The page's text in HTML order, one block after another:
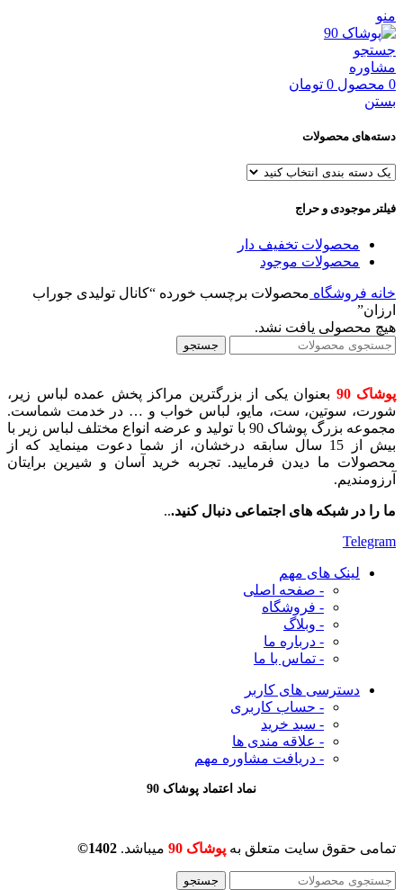
منو
جستجو
مشاوره
0 محصول 0 تومان
بستن
دسته‌های محصولات
فیلتر موجودی و حراج
محصولات تخفیف دار
محصولات موجود
خانه فروشگاه محصولات برچسب خورده “کانال تولیدی جوراب
ارزان”
هیچ محصولی یافت نشد.
جستجو
پوشاک 90
بعنوان یکی از بزرگترین مراکز پخش عمده لباس زیر،
شورت، سوتین، ست، مایو، لباس خواب و … در خدمت شماست.
مجموعه بزرگ پوشاک 90 با تولید و عرضه انواع مختلف لباس زیر با
بیش از 15 سال سابقه درخشان، از شما دعوت مینماید که از
محصولات ما دیدن فرمایید. تجربه خرید آسان و شیرین برایتان
آرزومندیم.
ما را در شبکه های اجتماعی دنبال کنید...
Telegram
لینک های مهم
- صفحه اصلی
- فروشگاه
- وبلاگ
- درباره ما
- تماس با ما
دسترسی های کاربر
- حساب کاربری
- سبد خرید
- علاقه مندی ها
- دریافت مشاوره مهم
نماد اعتماد پوشاک 90
تمامی حقوق سایت متعلق به پوشاک 90 میباشد. 1402©
جستجو